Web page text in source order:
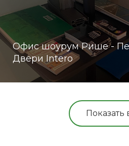
Офис шоурум Рише -
Двери Intero
Показать